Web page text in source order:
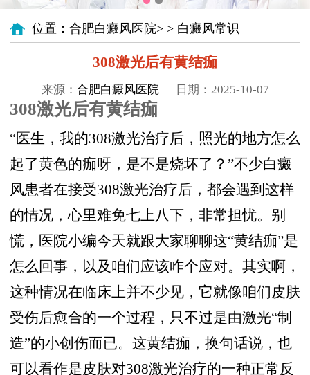
位置：合肥白癜风医院> > 白癜风常识
308激光后有黄结痂
来源： 合肥白癜风医院日期：2025-10-07
308激光后有黄结痂
“医生，我的308激光治疗后，照光的地方怎么
起了黄色的痂呀，是不是烧坏了？”不少白癜
风患者在接受308激光治疗后，都会遇到这样
的情况，心里难免七上八下，非常担忧。别
慌，医院小编今天就跟大家聊聊这“黄结痂”是
怎么回事，以及咱们应该咋个应对。其实啊，
这种情况在临床上并不少见，它就像咱们皮肤
受伤后愈合的一个过程，只不过是由激光“制
造”的小创伤而已。这黄结痂，换句话说，也
可以看作是皮肤对308激光治疗的一种正常反